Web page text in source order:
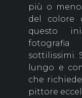
più o
del colore
questo
sottilissimi.
lungo e
che
pittore